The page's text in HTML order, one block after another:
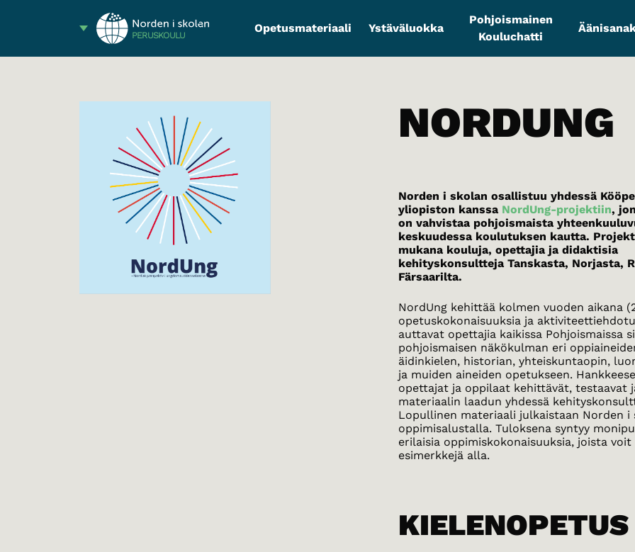
PERUSKOULU
Opetusmateriaali Ystäväluokka
Pohjoismainen
Kouluchatti
NORDUNG
Norden i skolan osallistuu yhdessä
yliopiston kanssa NordUng-projektiin,
on vahvistaa pohjoismaista
keskuudessa koulutuksen kautta.
mukana kouluja, opettajia ja didaktisia
kehityskonsultteja Tanskasta, Norjasta,
Färsaarilta.
NordUng kehittää kolmen vuoden aikana
opetuskokonaisuuksia ja
auttavat opettajia kaikissa Pohjoismaissa
pohjoismaisen näkökulman eri
äidinkielen, historian, yhteiskuntaopin,
ja muiden aineiden opetukseen.
opettajat ja oppilaat kehittävät, testaavat
materiaalin laadun yhdessä
Lopullinen materiaali julkaistaan Norden i
oppimisalustalla. Tuloksena syntyy
erilaisia oppimiskokonaisuuksia, joista voit
esimerkkejä alla.
KIELENOPETUS